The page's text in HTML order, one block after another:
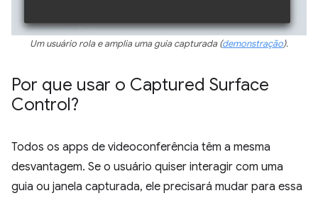
Um usuário rola e amplia uma guia capturada (demonstração).
Por que usar o Captured Surface
Control?
Todos os apps de videoconferência têm a mesma
desvantagem. Se o usuário quiser interagir com uma
guia ou janela capturada, ele precisará mudar para essa